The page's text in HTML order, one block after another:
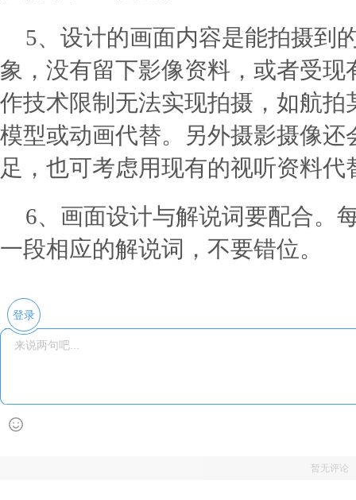
5、设计的画面内容是能拍摄到
象，没有留下影像资料，或者受
作技术限制无法实现拍摄，如航
模型或动画代替。另外摄影摄像
足，也可考虑用现有的视听资料
6、画面设计与解说词要配合。
一段相应的解说词，不要错位。
登录
暂无评论